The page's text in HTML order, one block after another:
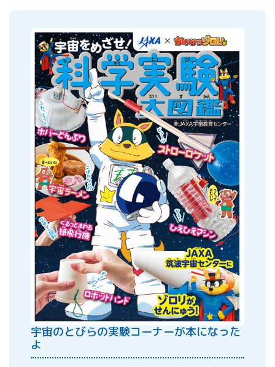
宇宙のとびらの実験コーナーが本になった
よ